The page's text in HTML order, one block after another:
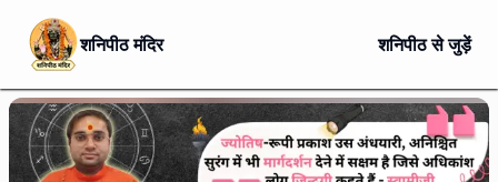
शनिपीठ मंदिर शनिपीठ से जुड़ें